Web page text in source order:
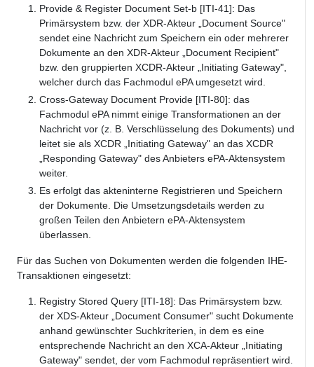
Provide & Register Document Set-b [ITI-41]: Das
Primärsystem bzw. der XDR-Akteur „Document Source"
sendet eine Nachricht zum Speichern ein oder mehrerer
Dokumente an den XDR-Akteur „Document Recipient"
bzw. den gruppierten XCDR-Akteur „Initiating Gateway",
welcher durch das Fachmodul ePA umgesetzt wird.
Cross-Gateway Document Provide [ITI-80]: das
Fachmodul ePA nimmt einige Transformationen an der
Nachricht vor (z. B. Verschlüsselung des Dokuments) und
leitet sie als XCDR „Initiating Gateway" an das XCDR
„Responding Gateway" des Anbieters ePA-Aktensystem
weiter.
Es erfolgt das akteninterne Registrieren und Speichern
der Dokumente. Die Umsetzungsdetails werden zu
großen Teilen den Anbietern ePA-Aktensystem
überlassen.
Für das Suchen von Dokumenten werden die folgenden IHE-
Transaktionen eingesetzt:
Registry Stored Query [ITI-18]: Das Primärsystem bzw.
der XDS-Akteur „Document Consumer" sucht Dokumente
anhand gewünschter Suchkriterien, in dem es eine
entsprechende Nachricht an den XCA-Akteur „Initiating
Gateway" sendet, der vom Fachmodul repräsentiert wird.